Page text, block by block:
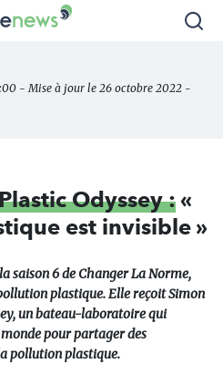
- Mise à jour le 26 octobre 2022 -
Odyssey :«
est invisible »
saison 6 de Changer La Norme,
plastique. Elle reçoit Simon
un bateau-laboratoire qui
pour partager des
pollution plastique.